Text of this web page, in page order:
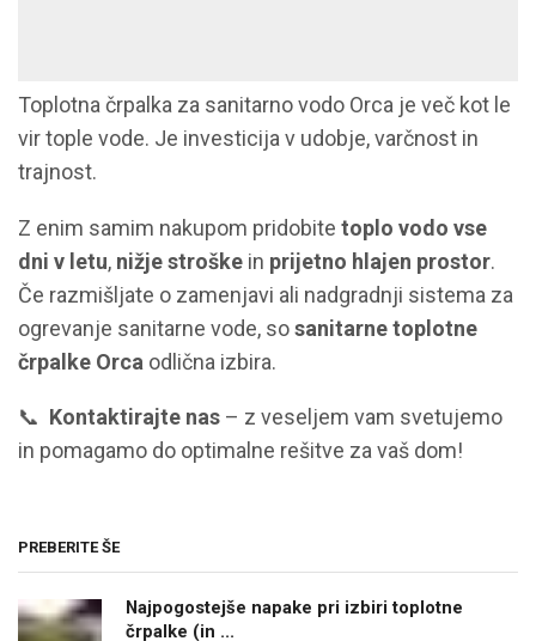
Toplotna črpalka za sanitarno vodo Orca je več kot le
vir tople vode. Je investicija v udobje, varčnost in
trajnost.
Z enim samim nakupom pridobite toplo vodo vse
dni v letu, nižje stroške in prijetno hlajen prostor.
Če razmišljate o zamenjavi ali nadgradnji sistema za
ogrevanje sanitarne vode, sosanitarne toplotne
črpalke Orca odlična izbira.
📞 Kontaktirajte nas – z veseljem vam svetujemo
in pomagamo do optimalne rešitve za vaš dom!
PREBERITE ŠE
Najpogostejše napake pri izbiri toplotne
črpalke (in ...